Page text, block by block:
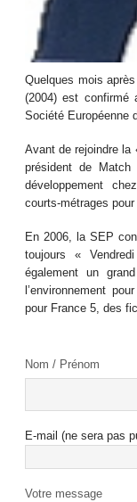
Quelques mois
(2004) est confirmé
Société Européenne
Avant de rejoindre la
président de
développement
courts-métrages
En 2006, la SEP
toujours «
également un
l’environnement
pour France 5, des
Nom / Prénom
E-mail (ne sera pas
Votre message